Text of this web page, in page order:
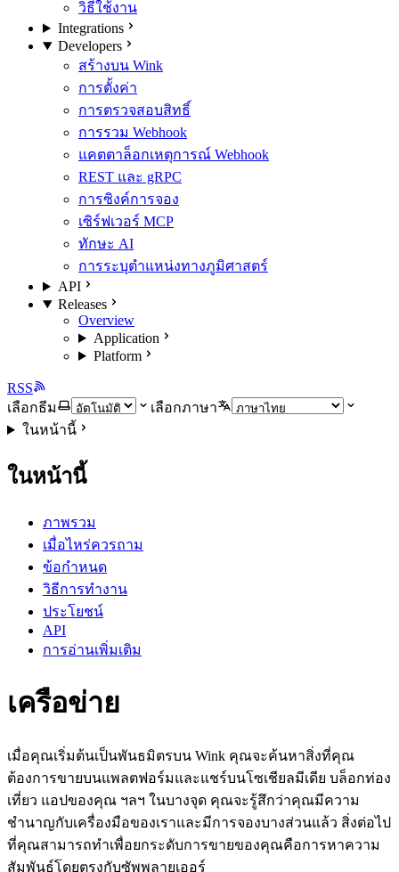
วิธีใช้งาน
Integrations
Developers
สร้างบน Wink
การตั้งค่า
การตรวจสอบสิทธิ์
การรวม Webhook
แคตตาล็อกเหตุการณ์ Webhook
REST และ gRPC
การซิงค์การจอง
เซิร์ฟเวอร์ MCP
ทักษะ AI
การระบุตำแหน่งทางภูมิศาสตร์
API
Releases
Overview
Application
Platform
RSS
เลือกธีม
เลือกภาษา
ในหน้านี้
ในหน้านี้
ภาพรวม
เมื่อไหร่ควรถาม
ข้อกำหนด
วิธีการทำงาน
ประโยชน์
API
การอ่านเพิ่มเติม
เครือข่าย
เมื่อคุณเริ่มต้นเป็นพันธมิตรบน Wink คุณจะค้นหาสิ่งที่คุณ
ต้องการขายบนแพลตฟอร์มและแชร์บนโซเชียลมีเดีย บล็อกท่อง
เที่ยว แอปของคุณ ฯลฯ ในบางจุด คุณจะรู้สึกว่าคุณมีความ
ชำนาญกับเครื่องมือของเราและมีการจองบางส่วนแล้ว สิ่งต่อไป
ที่คุณสามารถทำเพื่อยกระดับการขายของคุณคือการหาความ
สัมพันธ์โดยตรงกับซัพพลายเออร์